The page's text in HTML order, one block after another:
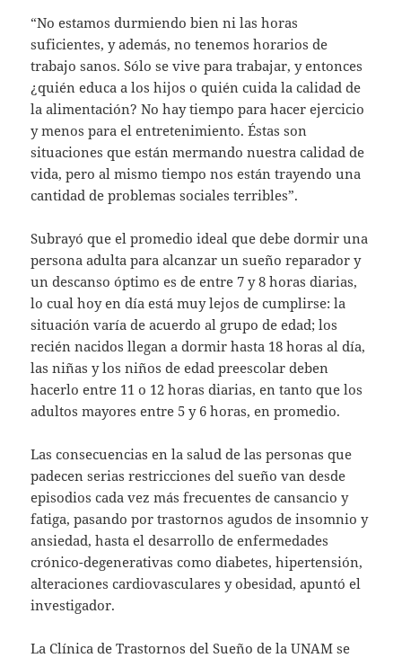
“No estamos durmiendo bien ni las horas
suficientes, y además, no tenemos horarios de
trabajo sanos. Sólo se vive para trabajar, y entonces
¿quién educa a los hijos o quién cuida la calidad de
la alimentación? No hay tiempo para hacer ejercicio
y menos para el entretenimiento. Éstas son
situaciones que están mermando nuestra calidad de
vida, pero al mismo tiempo nos están trayendo una
cantidad de problemas sociales terribles”.
Subrayó que el promedio ideal que debe dormir una
persona adulta para alcanzar un sueño reparador y
un descanso óptimo es de entre 7 y 8 horas diarias,
lo cual hoy en día está muy lejos de cumplirse: la
situación varía de acuerdo al grupo de edad; los
recién nacidos llegan a dormir hasta 18 horas al día,
las niñas y los niños de edad preescolar deben
hacerlo entre 11 o 12 horas diarias, en tanto que los
adultos mayores entre 5 y 6 horas, en promedio.
Las consecuencias en la salud de las personas que
padecen serias restricciones del sueño van desde
episodios cada vez más frecuentes de cansancio y
fatiga, pasando por trastornos agudos de insomnio y
ansiedad, hasta el desarrollo de enfermedades
crónico-degenerativas como diabetes, hipertensión,
alteraciones cardiovasculares y obesidad, apuntó el
investigador.
La Clínica de Trastornos del Sueño de la UNAM se